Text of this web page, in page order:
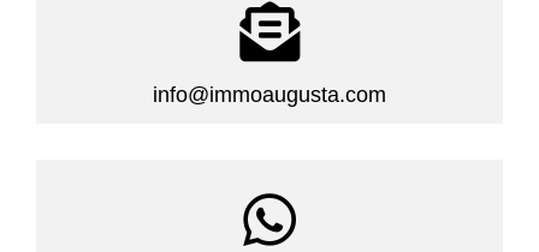

info@immoaugusta.com
